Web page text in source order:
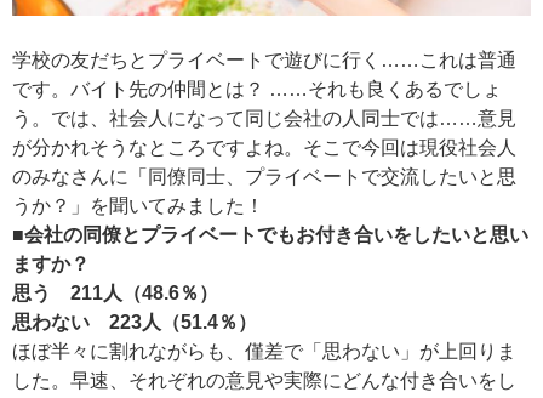
学校の友だちとプライベートで遊びに行く……これは普通
です。バイト先の仲間とは？ ……それも良くあるでしょ
う。では、社会人になって同じ会社の人同士では……意見
が分かれそうなところですよね。そこで今回は現役社会人
のみなさんに「同僚同士、プライベートで交流したいと思
うか？」を聞いてみました！
■会社の同僚とプライベートでもお付き合いをしたいと思い
ますか？
思う 211人（48.6％）
思わない 223人（51.4％）
ほぼ半々に割れながらも、僅差で「思わない」が上回りま
した。早速、それぞれの意見や実際にどんな付き合いをし